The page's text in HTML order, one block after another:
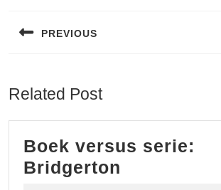
PREVIOUS
Related Post
Boek versus serie:
Bridgerton